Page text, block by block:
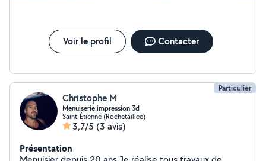
Voir le profil Contacter
Particulier
Christophe M
Menuiserie impression 3d
Saint-Étienne (Rochetaillee)
3,7/5 (3 avis)
Présentation